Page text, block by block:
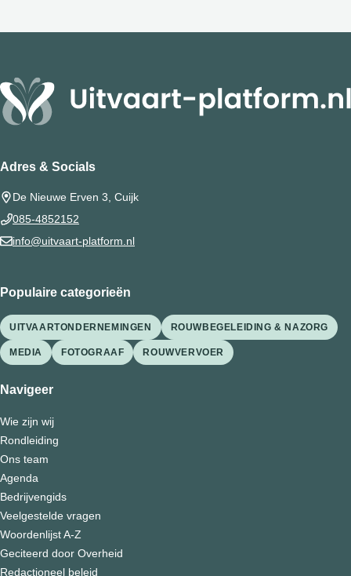
Adres & Socials
De Nieuwe Erven 3, Cuijk
085-4852152
info@uitvaart-platform.nl
Populaire categorieën
UITVAARTONDERNEMINGEN ROUWBEGELEIDING & NAZORG
MEDIA FOTOGRAAF ROUWVERVOER
Navigeer
Wie zijn wij
Rondleiding
Ons team
Agenda
Bedrijvengids
Veelgestelde vragen
Woordenlijst A-Z
Geciteerd door Overheid
Redactioneel beleid